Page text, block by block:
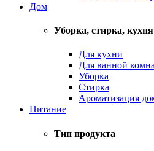
Дом
Уборка, стирка, кухня
Для кухни
Для ванной
Уборка
Стирка
Ароматизация
Питание
Тип продукта